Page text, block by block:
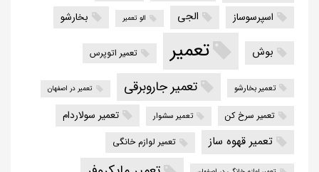
اسپرسوساز الجی الو تعمیر بخارشو
بوش تعمیر تعمیر اتوپرس
تعمیر بخارشو تعمیر جاروبرقی تعمیر در اصفهان
تعمیر سرخ کن تعمیر سشوار تعمیر سولاردام
تعمیر قهوه ساز تعمیر لوازم خانگی